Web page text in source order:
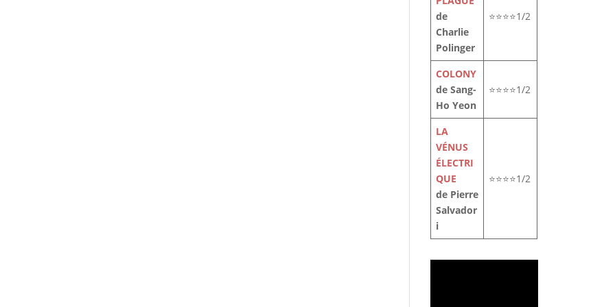
de
Charlie
Polinger
⭐⭐⭐⭐1/2
COLONY
de Sang-
Ho Yeon
⭐⭐⭐⭐1/2
LA
VÉNUS
ÉLECTRI
QUE
de Pierre
Salvador
i
⭐⭐⭐⭐1/2